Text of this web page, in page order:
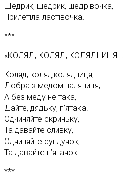
Щедрик, щедрик, щедрівочка,
Прилетіла ластівочка.
***
«КОЛЯД, КОЛЯД,
Коляд, коляд,колядниця,
Добра з медом паляниця,
А без меду не така,
Дайте, дядьку, п’ятака.
Одчиняйте скриньку,
Та давайте сливку,
Одчиняйте сундучок,
Та давайте п’ятачок!
***